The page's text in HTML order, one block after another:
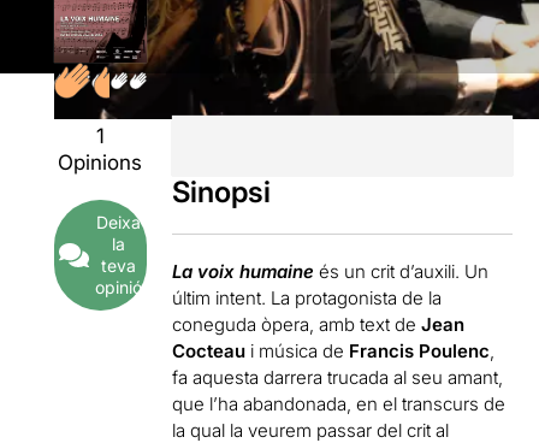
1
Opinions
Deixa
la
teva
opinió
Sinopsi
La voix humaine és un crit d’auxili. Un
últim intent. La protagonista de la
coneguda òpera, amb text deJean
Cocteau i música de Francis Poulenc
fa aquesta darrera trucada al seu amant,
que l’ha abandonada, en el transcurs de
la qual la veurem passar del crit al